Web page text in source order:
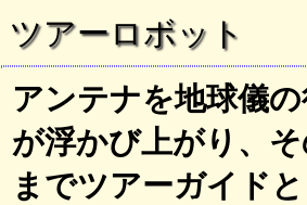
ツアーロボット
アンテナを地球儀
が浮かび上がり、
までツアーガイド